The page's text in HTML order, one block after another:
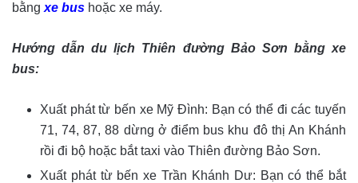
bằng xe bus hoặc xe máy.
Hướng dẫn du lịch Thiên đường Bảo Sơn bằng xe
bus:
Xuất phát từ bến xe Mỹ Đình: Bạn có thể đi các tuyến
71, 74, 87, 88 dừng ở điểm bus khu đô thị An Khánh
rồi đi bộ hoặc bắt taxi vào Thiên đường Bảo Sơn.
Xuất phát từ bến xe Trần Khánh Dư: Bạn có thể bắt